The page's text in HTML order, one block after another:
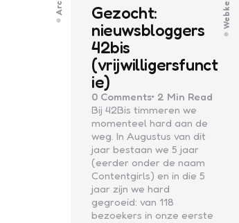
Gezocht:
nieuwsbloggers
42bis
(vrijwilligersfunct
ie)
0 Comments 2 Min Read
Bij 42Bis timmeren we
momenteel hard aan de
weg. In Augustus van dit
jaar bestaan we 5 jaar
(eerder onder de naam
Contentgirls) en in die 5
jaar zijn we hard
gegroeid: van 118
bezoekers in onze eerste